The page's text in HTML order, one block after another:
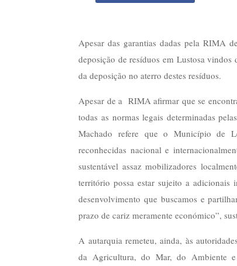
Apesar das garantias dadas pela RIMA
deposição de resíduos em Lustosa vindos
da deposição no aterro destes resíduos.
Apesar de a RIMA afirmar que se
todas as normas legais determinadas
Machado refere que o Município de
reconhecidas nacional e
sustentável assaz mobilizadores
território possa estar sujeito a adicionais
desenvolvimento que buscamos e
prazo de cariz meramente económico”,
A autarquia remeteu, ainda, às
da Agricultura, do Mar, do Ambiente